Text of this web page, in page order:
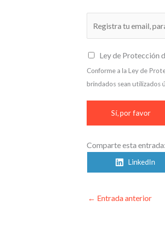
l
*
C
a
s
s
e
e
Ley de Protección
Conforme a la Ley de
brindados sean utilizados
Sí, por favor
Comparte esta entrada:
LinkedIn
← Entrada anterior